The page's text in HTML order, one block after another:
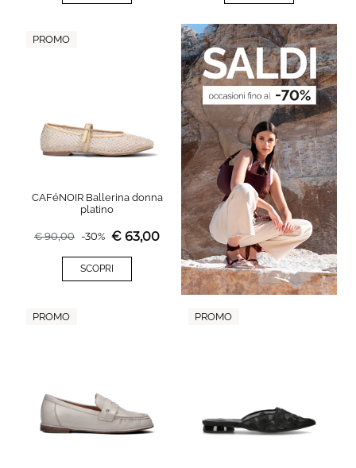
PROMO
CAFéNOIR Ballerina donna
platino
€90,00 -30% € 63,00
SCOPRI
PROMO PROMO